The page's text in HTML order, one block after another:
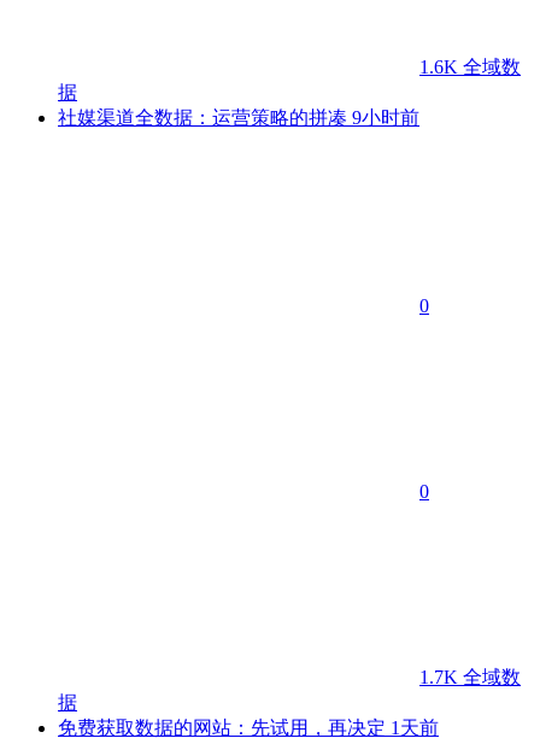
1.6K 全域数
据
社媒渠道全数据：运营策略的拼凑 9小时前
0
0
1.7K 全域数
据
免费获取数据的网站：先试用，再决定 1天前